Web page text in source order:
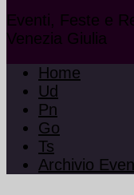
Eventi, Feste e
Venezia Giulia
Home
Ud
Pn
Go
Ts
Archivio